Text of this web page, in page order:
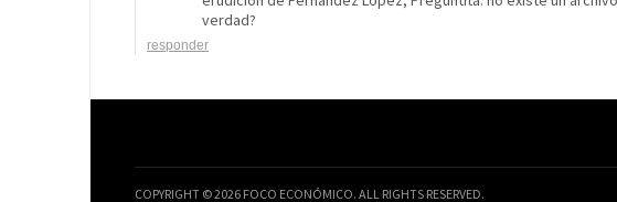
verdad?
responder
COPYRIGHT © 2026 FOCO ECONÓMICO. ALL RIGHTS RESERVED.